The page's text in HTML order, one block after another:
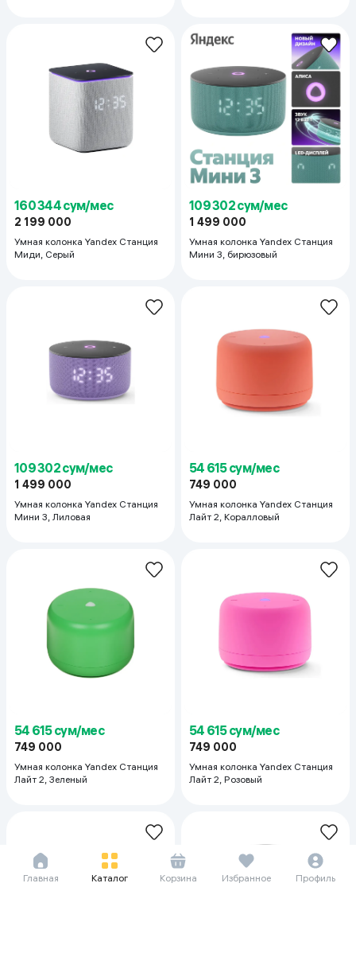
160 344 сум/мес
2 199 000
Умная колонка Yandex Станция
Миди, Серый
109 302 сум/мес
1 499 000
Умная колонка Yandex Станция
Мини 3, бирюзовый
109 302 сум/мес
1 499 000
Умная колонка Yandex Станция
Мини 3, Лиловая
54 615 сум/мес
749 000
Умная колонка Yandex Станция
Лайт 2, Коралловый
54 615 сум/мес
749 000
Умная колонка Yandex Станция
Лайт 2, Зеленый
54 615 сум/мес
749 000
Умная колонка Yandex Станция
Лайт 2, Розовый
Главная Каталог Корзина Избранное Профиль